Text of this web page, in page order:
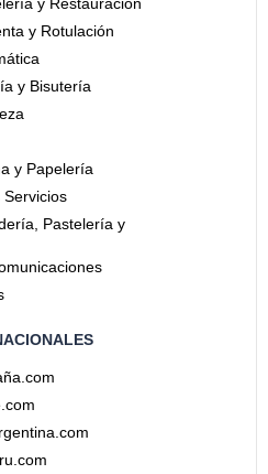
y Rotulación
y Bisutería
y Papelería
Pastelería y